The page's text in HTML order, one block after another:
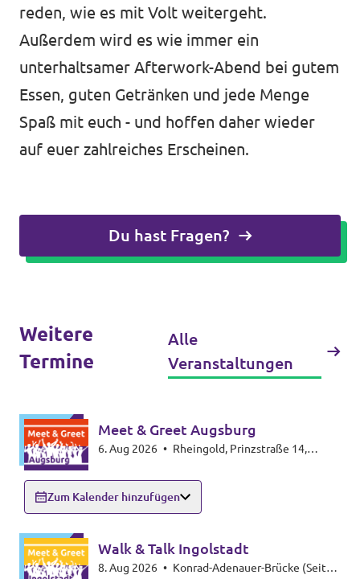
reden, wie es mit Volt weitergeht.
Außerdem wird es wie immer ein
unterhaltsamer Afterwork-Abend bei gutem
Essen, guten Getränken und jede Menge
Spaß mit euch - und hoffen daher wieder
auf euer zahlreiches Erscheinen.
Du hast Fragen?
Weitere
Termine
Alle
Veranstaltungen
Meet & Greet Augsburg
6. Aug 2026 •
Zum Kalender hinzufügen
Walk & Talk Ingolstadt
8. Aug 2026 •